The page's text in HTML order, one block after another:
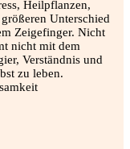
Heilpflanzen,
Unterschied
Zeigefinger. Nicht
nicht mit dem
Verständnis und
zu leben.